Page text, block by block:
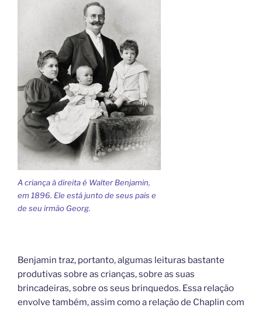
A criança à direita é Walter Benjamin,
em 1896. Ele está junto de seus pais e
de seu irmão Georg.
Benjamin traz, portanto, algumas leituras bastante
produtivas sobre as crianças, sobre as suas
brincadeiras, sobre os seus brinquedos. Essa relação
envolve também, assim como a relação de Chaplin com